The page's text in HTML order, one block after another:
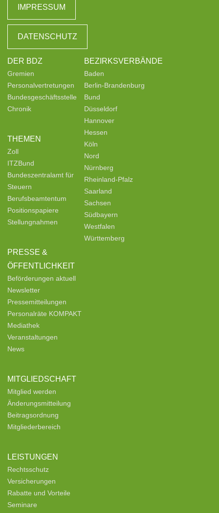
IMPRESSUM
DATENSCHUTZ
DER BDZ
Gremien
Personalvertretungen
Bundesgeschäftsstelle
Chronik
THEMEN
Zoll
ITZBund
Bundeszentralamt für
Steuern
Berufsbeamtentum
Positionspapiere
Stellungnahmen
PRESSE &
ÖFFENTLICHKEIT
Beförderungen aktuell
Newsletter
Pressemitteilungen
Personalräte KOMPAKT
Mediathek
Veranstaltungen
News
MITGLIEDSCHAFT
Mitglied werden
Änderungsmitteilung
Beitragsordnung
Mitgliederbereich
LEISTUNGEN
Rechtsschutz
Versicherungen
Rabatte und Vorteile
Seminare
BEZIRKSVERBÄNDE
Baden
Berlin-Brandenburg
Bund
Düsseldorf
Hannover
Hessen
Köln
Nord
Nürnberg
Rheinland-Pfalz
Saarland
Sachsen
Südbayern
Westfalen
Württemberg